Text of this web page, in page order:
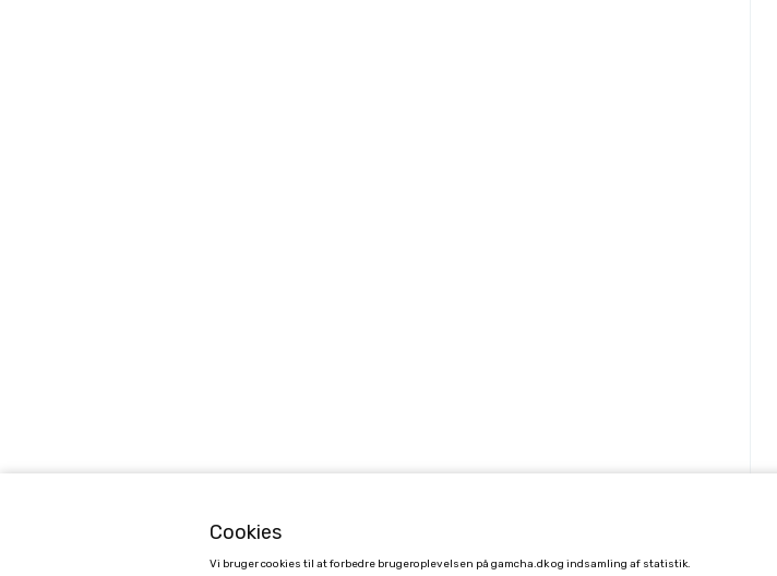
Cookies
Vi bruger cookies til at forbedre brugeroplevelsen på gamcha.dk og indsamling af statistik.